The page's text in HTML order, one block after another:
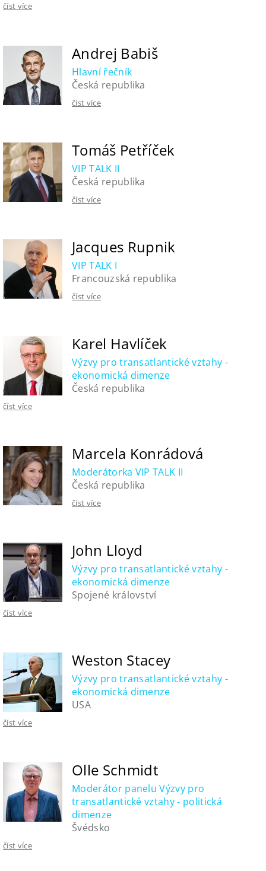
číst více
Andrej Babiš
Hlavní řečník
Česká republika
číst více
Tomáš Petříček
VIP TALK II
Česká republika
číst více
Jacques Rupnik
VIP TALK I
Francouzská republika
číst více
Karel Havlíček
Výzvy pro transatlantické vztahy -
ekonomická dimenze
Česká republika
číst více
Marcela Konrádová
Moderátorka VIP TALK II
Česká republika
číst více
John Lloyd
Výzvy pro transatlantické vztahy -
ekonomická dimenze
Spojené království
číst více
Weston Stacey
Výzvy pro transatlantické vztahy -
ekonomická dimenze
USA
číst více
Olle Schmidt
Moderátor panelu Výzvy pro
transatlantické vztahy - politická
dimenze
Švédsko
číst více